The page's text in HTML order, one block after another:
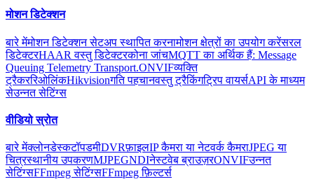
मोशन डिटेक्शन
बारे मेंमोशन डिटेक्शन सेटअप स्थापित करनामोशन क्षेत्रों का उपयोग करेंसरल
डिटेक्टरHAAR वस्तु डिटेक्टरकोना जांचMQTT का अर्थिक हैं: Message
Queuing Telemetry Transport.ONVIFव्यक्ति
ट्रैकररिओलिंकHikvisionगति पहचानवस्तु ट्रैकिंगट्रिप वायर्सAPI के माध्यम
सेउन्नत सेटिंग्स
वीडियो स्रोत
बारे मेंक्लोनडेस्कटॉपडमीDVRफ़ाइलIP कैमरा या नेटवर्क कैमराJPEG या
चित्रस्थानीय उपकरणMJPEGNDIनेस्टवेब ब्राउज़रONVIFउन्नत
सेटिंग्सFFmpeg सेटिंग्सFFmpeg फ़िल्टर्स